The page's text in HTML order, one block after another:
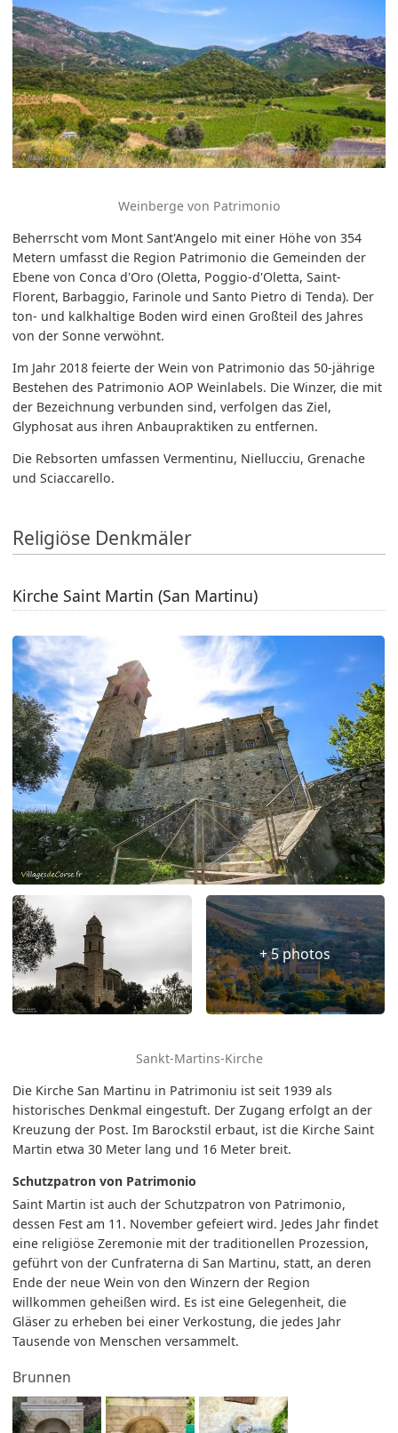
Weinberge von Patrimonio
Beherrscht vom Mont Sant'Angelo mit einer Höhe von 354
Metern umfasst die Region Patrimonio die Gemeinden der
Ebene von Conca d'Oro (Oletta, Poggio-d'Oletta, Saint-
Florent, Barbaggio, Farinole und Santo Pietro di Tenda). Der
ton- und kalkhaltige Boden wird einen Großteil des Jahres
von der Sonne verwöhnt.
Im Jahr 2018 feierte der Wein von Patrimonio das 50-jährige
Bestehen des Patrimonio AOP Weinlabels. Die Winzer, die mit
der Bezeichnung verbunden sind, verfolgen das Ziel,
Glyphosat aus ihren Anbaupraktiken zu entfernen.
Die Rebsorten umfassen Vermentinu, Niellucciu, Grenache
und Sciaccarello.
Religiöse Denkmäler
Kirche Saint Martin (San Martinu)
+ 5 photos
Sankt-Martins-Kirche
Die Kirche San Martinu in Patrimoniu ist seit 1939 als
historisches Denkmal eingestuft. Der Zugang erfolgt an der
Kreuzung der Post. Im Barockstil erbaut, ist die Kirche Saint
Martin etwa 30 Meter lang und 16 Meter breit.
Schutzpatron von Patrimonio
Saint Martin ist auch der Schutzpatron von Patrimonio,
dessen Fest am 11. November gefeiert wird. Jedes Jahr findet
eine religiöse Zeremonie mit der traditionellen Prozession,
geführt von der Cunfraterna di San Martinu, statt, an deren
Ende der neue Wein von den Winzern der Region
willkommen geheißen wird. Es ist eine Gelegenheit, die
Gläser zu erheben bei einer Verkostung, die jedes Jahr
Tausende von Menschen versammelt.
Brunnen